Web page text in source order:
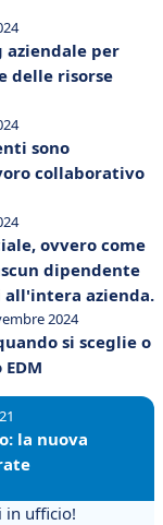
per
delle risorse
sono
collaborativo
ovvero come
dipendente
all'intera azienda.
2024
si sceglie o
la nuova
in ufficio!